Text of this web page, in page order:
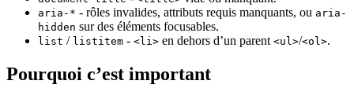
aria-* - rôles invalides, attributs requis manquants, ou aria-
hidden sur des éléments focusables.
list / listitem - <li> en dehors d’un parent <ul>/<ol>.
Pourquoi c’est important